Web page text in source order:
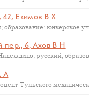
42, Екимов В Х
пер., 6, Ахов В Н
А